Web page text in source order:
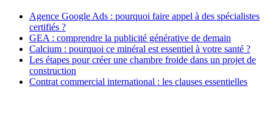
Agence Google Ads : pourquoi faire appel à des spécialistes
certifiés ?
GEA : comprendre la publicité générative de demain
Calcium : pourquoi ce minéral est essentiel à votre santé ?
Les étapes pour créer une chambre froide dans un projet de
construction
Contrat commercial international : les clauses essentielles